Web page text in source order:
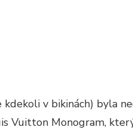
v bikinách) byla
Vuitton Monogram,